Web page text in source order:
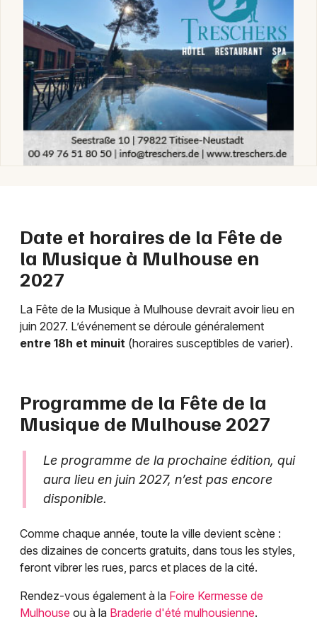
Actus à Mulhouse
Magazine à Mulhouse
Actus tourisme & loisirs
Restaurants
Choisir mes départements
Mon email
Date et horaires de la Fête de
la Musique à Mulhouse en
2027
La Fête de la Musique à Mulhouse devrait avoir lieu en
juin 2027. L’événement se déroule généralement
entre 18h et minuit (horaires susceptibles de varier).
Programme de la Fête de la
Musique de Mulhouse 2027
Le programme de la prochaine édition, qui
aura lieu en juin 2027, n’est pas encore
disponible.
Comme chaque année, toute la ville devient scène :
des dizaines de concerts gratuits, dans tous les styles,
feront vibrer les rues, parcs et places de la cité.
Rendez-vous également à la Foire Kermesse de
Mulhouse ou à la Braderie d'été mulhousienne.